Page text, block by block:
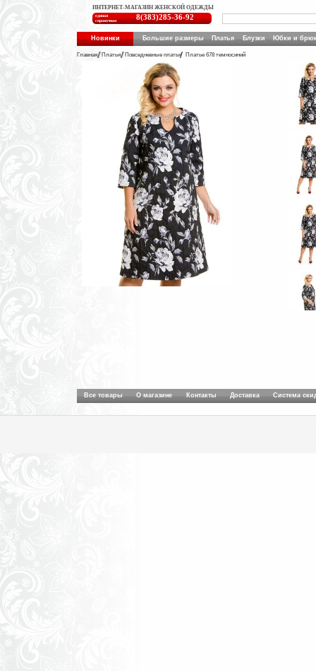
ИНТЕРНЕТ-МАГАЗИН ЖЕНСКОЙ ОДЕЖДЫ
единая
справочная
8(383)285-36-92
Новинки Большие размеры Платья Блузки Юбки и
Главная Платья Повседневные платья Платье 678 темносиний
Все товары О магазине Контакты Доставка Система